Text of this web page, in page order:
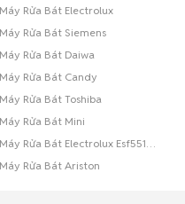
Máy Rửa Bát Electrolux
Máy Rửa Bát Siemens
Máy Rửa Bát Daiwa
Máy Rửa Bát Candy
Máy Rửa Bát Toshiba
Máy Rửa Bát Mini
Máy Rửa Bát Electrolux Esf5511Lox
Máy Rửa Bát Ariston